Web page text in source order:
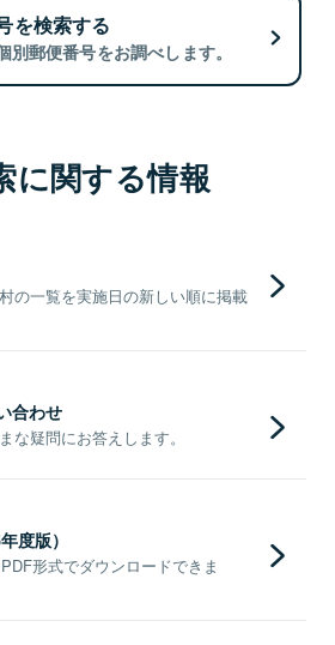
を検索する
郵便番号をお調べします。
に関する情報
の一覧を実施日の新しい順に掲載
合わせ
な疑問にお答えします。
度版）
形式でダウンロードできま